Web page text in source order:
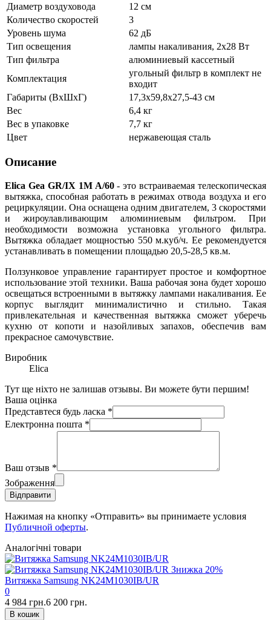
Диаметр воздуховода
12 см
Количество скоростей
3
Уровень шума
62 дБ
Тип освещения
лампы накаливания, 2х28 Вт
Тип фильтра
алюминиевый кассетный
Комплектация
угольный фильтр в комплект не
входит
Габариты (ВхШхГ)
17,3х59,8х27,5-43 см
Вес
6,4 кг
Вес в упаковке
7,7 кг
Цвет
нержавеющая сталь
Описание
Elica Gea GR/IX 1M A/60- это встраиваемая телескопическая
вытяжка, способная работать в режимах отвода воздуха и его
рециркуляции. Она оснащена одним двигателем, 3 скоростями
и жироулавливающим алюминиевым фильтром. При
необходимости возможна установка угольного фильтра.
Вытяжка обладает мощностью 550 м.куб/ч. Ее рекомендуется
устанавливать в помещении площадью 20,5-28,5 кв.м.
Ползунковое управление гарантирует простое и комфортное
использование этой техники. Ваша рабочая зона будет хорошо
освещаться встроенными в вытяжку лампами накаливания. Ее
корпус выглядит минималистично и стильно. Такая
привлекательная и качественная вытяжка сможет уберечь
кухню от копоти и назойливых запахов, обеспечив вам
прекрасное самочувствие.
Виробник
Elica
Тут ще ніхто не залишав отзывы. Ви можете бути першим!
Ваша оцінка
Представтеся будь ласка *
Електронна пошта *
Ваш отзыв *
Зображення
Відправити
Нажимая на кнопку «Отправить» вы принимаете условия
Публичной оферты.
Аналогічні товари
Знижка 20%
Витяжка Samsung NK24M1030IB/UR
0
4 984 грн.6 200 грн.
В кошик